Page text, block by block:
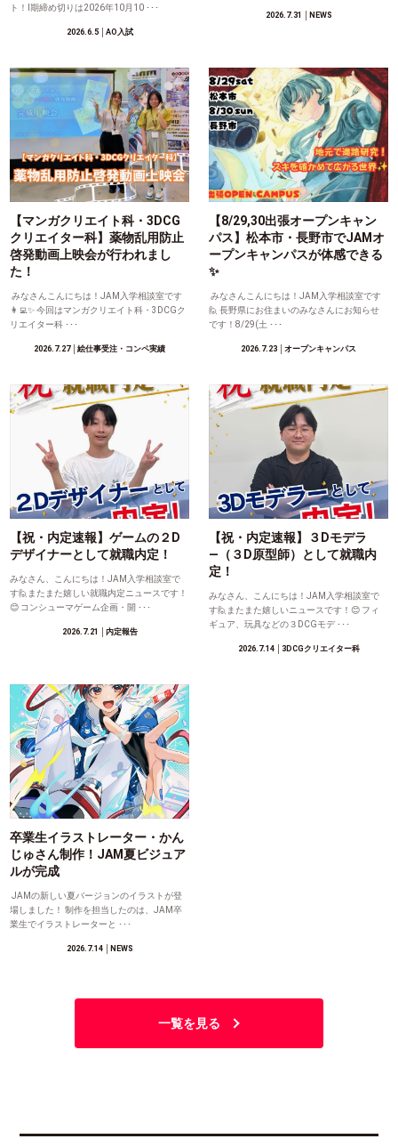
ト！Ⅰ期締め切りは2026年10月10 ･･･
2026.6.5│AO入試
2026.7.31 │NEWS
【マンガクリエイト科・3DCG
クリエイター科】薬物乱用防止
啓発動画上映会が行われまし
た！
みなさんこんにちは！JAM入学相談室です
👩‍💻✨ 今回はマンガクリエイト科・3DCGク
リエイター科 ･･･
2026.7.27│絵仕事受注・コンペ実績
【8/29,30出張オープンキャン
パス】松本市・長野市でJAMオ
ープンキャンパスが体感できる
✨
みなさんこんにちは！JAM入学相談室です
🙋 長野県にお住まいのみなさんにお知らせ
です！8/29(土 ･･･
2026.7.23 │オープンキャンパス
【祝・内定速報】ゲームの２D
デザイナーとして就職内定！
みなさん、こんにちは！JAM入学相談室で
す🙋またまた嬉しい就職内定ニュースです！
😊 コンシューマゲーム企画・開 ･･･
2026.7.21 │内定報告
【祝・内定速報】３Dモデラ
―（３D原型師）として就職内
定！
みなさん、こんにちは！JAM入学相談室で
す🙋またまた嬉しいニュースです！😊 フィ
ギュア、玩具などの３DCGモデ ･･･
2026.7.14│3DCGクリエイター科
卒業生イラストレーター・かん
じゅさん制作！JAM夏ビジュア
ルが完成
JAMの新しい夏バージョンのイラストが登
場しました！ 制作を担当したのは、JAM卒
業生でイラストレーターと ･･･
2026.7.14│NEWS
一覧を見る